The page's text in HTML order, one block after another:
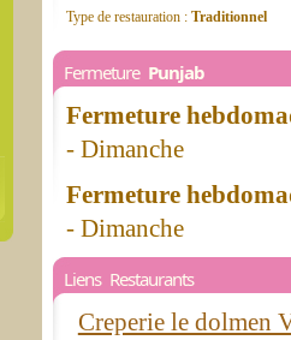
Type de restauration : Traditionnel
Fermeture Punjab
Fermeture
- Dimanche
Fermeture
- Dimanche
Liens Restaurants
Creperie le dolmen